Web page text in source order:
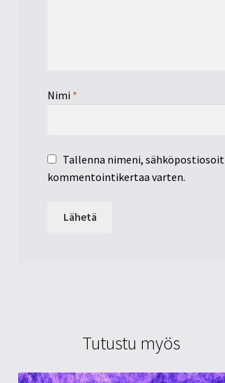
Nimi *
Tallenna nimeni,
kommentointikertaa varten.
Tutustu myös